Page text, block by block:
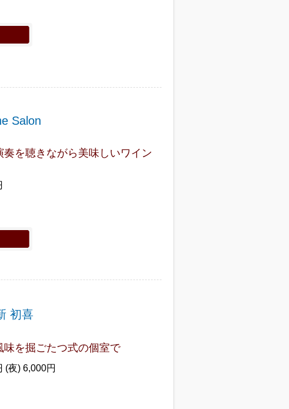
Salon
奏を聴きながら美味しいワイン
初喜
を掘ごたつ式の個室で
(夜) 6,000円